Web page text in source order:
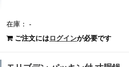
在庫： -
ご注文にはログインが必要です